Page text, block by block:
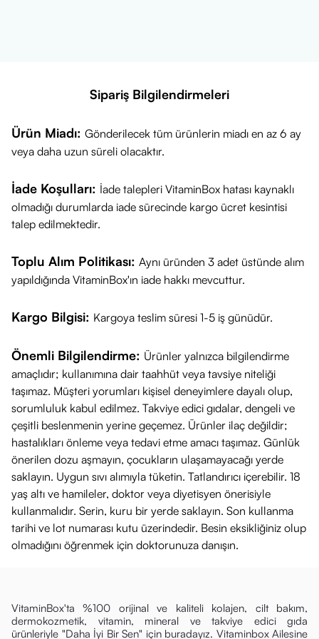
Sipariş Bilgilendirmeleri
Ürün Miadı: Gönderilecek tüm ürünlerin miadı en az 6 ay
veya daha uzun süreli olacaktır.
İade Koşulları: İade talepleri VitaminBox hatası kaynaklı
olmadığı durumlarda iade sürecinde kargo ücret kesintisi
talep edilmektedir.
Toplu Alım Politikası: Aynı üründen 3 adet üstünde alım
yapıldığında VitaminBox'ın iade hakkı mevcuttur.
Kargo Bilgisi: Kargoya teslim süresi 1-5 iş günüdür.
Önemli Bilgilendirme: Ürünler yalnızca bilgilendirme
amaçlıdır; kullanımına dair taahhüt veya tavsiye niteliği
taşımaz. Müşteri yorumları kişisel deneyimlere dayalı olup,
sorumluluk kabul edilmez. Takviye edici gıdalar, dengeli ve
çeşitli beslenmenin yerine geçemez. Ürünler ilaç değildir;
hastalıkları önleme veya tedavi etme amacı taşımaz. Günlük
önerilen dozu aşmayın, çocukların ulaşamayacağı yerde
saklayın. Uygun sıvı alımıyla tüketin. Tatlandırıcı içerebilir. 18
yaş altı ve hamileler, doktor veya diyetisyen önerisiyle
kullanmalıdır. Serin, kuru bir yerde saklayın. Son kullanma
tarihi ve lot numarası kutu üzerindedir. Besin eksikliğiniz olup
olmadığını öğrenmek için doktorunuza danışın.
VitaminBox'ta %100 orijinal ve kaliteli kolajen, cilt bakım,
dermokozmetik, vitamin, mineral ve takviye edici gıda
ürünleriyle "Daha İyi Bir Sen" için buradayız. Vitaminbox Ailesine